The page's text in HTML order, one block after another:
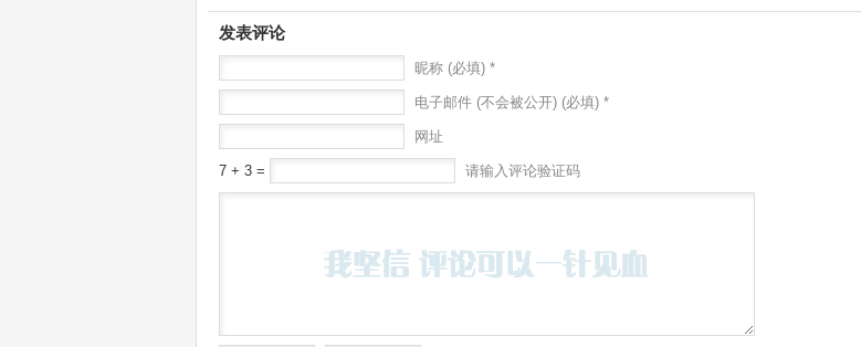
发表评论
昵称 (必填) *
电子邮件 (不会被公开) (必填) *
网址
7 + 3 = 请输入评论验证码